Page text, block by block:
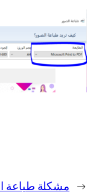
← مشكلة طباعة